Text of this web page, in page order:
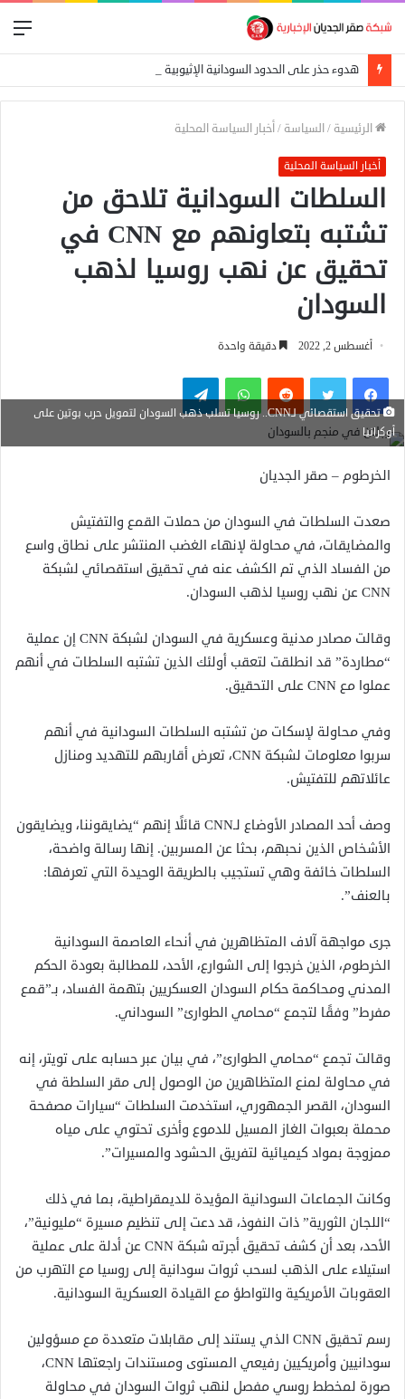
الرئيسية /السياسة /أخبار السياسة المحلية
أخبار السياسة المحلية
السلطات السودانية تلاحق من
تشتبه بتعاونهم مع CNN في
تحقيق عن نهب روسيا لذهب
السودان
أغسطس 2, 2022 دقيقة واحدة
فيسبوكتويتر واتساب تيلقرام
تحقيق استقصائي لـCNN.. روسيا تسلب ذهب السودان لتمويل حرب بوتين على
أوكرانيا
الخرطوم – صقر الجديان
صعدت السلطات في السودان من حملات القمع والتفتيش
والمضايقات، في محاولة لإنهاء الغضب المنتشر على نطاق واسع
من الفساد الذي تم الكشف عنه في تحقيق استقصائي لشبكة
CNN عن نهب روسيا لذهب السودان.
وقالت مصادر مدنية وعسكرية في السودان لشبكة CNN إن عملية
“مطاردة” قد انطلقت لتعقب أولئك الذين تشتبه السلطات في أنهم
عملوا مع CNN على التحقيق.
وفي محاولة لإسكات من تشتبه السلطات السودانية في أنهم
سربوا معلومات لشبكة CNN، تعرض أقاربهم للتهديد ومنازل
عائلاتهم للتفتيش.
وصف أحد المصادر الأوضاع لـCNN قائلًا إنهم “يضايقوننا، ويضايقون
الأشخاص الذين نحبهم، بحثا عن المسربين. إنها رسالة واضحة،
السلطات خائفة وهي تستجيب بالطريقة الوحيدة التي تعرفها:
بالعنف”.
جرى مواجهة آلاف المتظاهرين في أنحاء العاصمة السودانية
الخرطوم، الذين خرجوا إلى الشوارع، الأحد، للمطالبة بعودة الحكم
المدني ومحاكمة حكام السودان العسكريين بتهمة الفساد، بـ”قمع
مفرط” وفقًا لتجمع “محامي الطوارئ” السوداني.
وقالت تجمع “محامي الطوارئ”، في بيان عبر حسابه على تويتر، إنه
في محاولة لمنع المتظاهرين من الوصول إلى مقر السلطة في
السودان، القصر الجمهوري، استخدمت السلطات “سيارات مصفحة
محملة بعبوات الغاز المسيل للدموع وأخرى تحتوي على مياه
ممزوجة بمواد كيميائية لتفريق الحشود والمسيرات”.
وكانت الجماعات السودانية المؤيدة للديمقراطية، بما في ذلك
“اللجان الثورية” ذات النفوذ، قد دعت إلى تنظيم مسيرة “مليونية”،
الأحد، بعد أن كشف تحقيق أجرته شبكة CNN عن أدلة على عملية
استيلاء على الذهب لسحب ثروات سودانية إلى روسيا مع التهرب من
العقوبات الأمريكية والتواطؤ مع القيادة العسكرية السودانية.
رسم تحقيق CNN الذي يستند إلى مقابلات متعددة مع مسؤولين
سودانيين وأمريكيين رفيعي المستوى ومستندات راجعتها CNN،
صورة لمخطط روسي مفصل لنهب ثروات السودان في محاولة